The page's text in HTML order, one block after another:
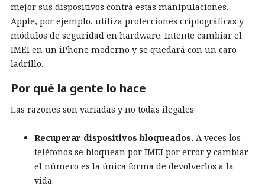
mejor sus dispositivos contra estas manipulaciones.
Apple, por ejemplo, utiliza protecciones criptográficas y
módulos de seguridad en hardware. Intente cambiar el
IMEI en un iPhone moderno y se quedará con un caro
ladrillo.
Por qué la gente lo hace
Las razones son variadas y no todas ilegales:
Recuperar dispositivos bloqueados. A veces los
teléfonos se bloquean por IMEI por error y cambiar
el número es la única forma de devolverlos a la
vida.